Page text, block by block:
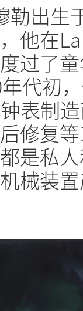
勒出生
他在
过了
代初
表制
修复
是私
械装